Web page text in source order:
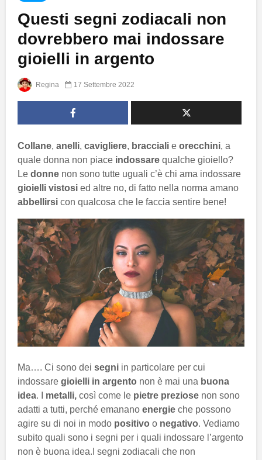
Questi segni zodiacali non
dovrebbero mai indossare
gioielli in argento
Regina 17 Settembre 2022
Collane, anelli, cavigliere, bracciali e orecchini, a
quale donna non piace indossare qualche gioiello?
Le donne non sono tutte uguali c’è chi ama indossare
gioielli vistosi ed altre no, di fatto nella norma amano
abbellirsi con qualcosa che le faccia sentire bene!
Ma…. Ci sono dei segni in particolare per cui
indossare gioielli in argento non è mai una buona
idea. I metalli, così come le pietre preziose non sono
adatti a tutti, perché emanano energie che possono
agire su di noi in modo positivo o negativo. Vediamo
subito quali sono i segni per i quali indossare l’argento
non è buona idea.I segni zodiacali che non